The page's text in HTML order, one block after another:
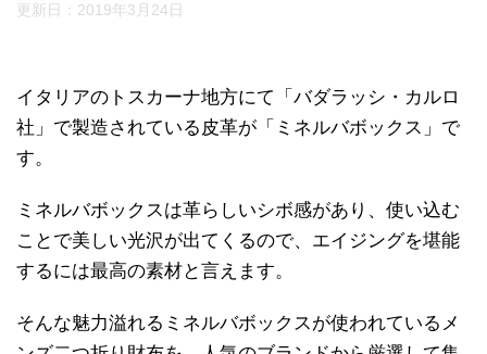
更新日： 2019年3月24日
イタリアのトスカーナ地方にて「バダラッシ・カルロ
社」で製造されている皮革が「ミネルバボックス」で
す。
ミネルバボックスは革らしいシボ感があり、使い込む
ことで美しい光沢が出てくるので、エイジングを堪能
するには最高の素材と言えます。
そんな魅力溢れるミネルバボックスが使われているメ